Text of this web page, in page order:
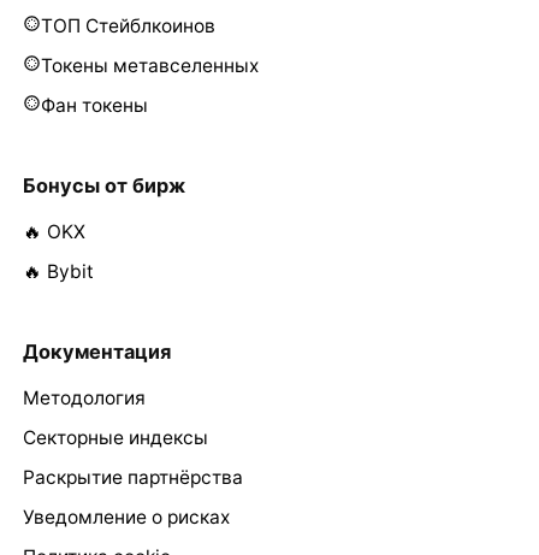
ТОП Стейблкоинов
Токены метавселенных
Фан токены
Бонусы от бирж
🔥 OKX
🔥 Bybit
Документация
Методология
Секторные индексы
Раскрытие партнёрства
Уведомление о рисках